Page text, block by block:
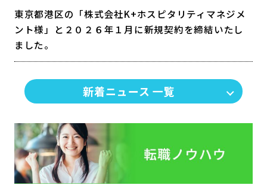
東京都港区の「株式会社K+ホスピタリティマネジメ
ント様」と２０２６年１月に新規契約を締結いたし
ました。
新着ニュース 一覧